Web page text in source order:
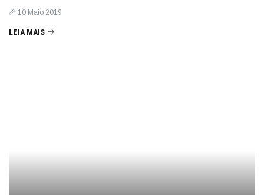
10 Maio 2019
LEIA MAIS